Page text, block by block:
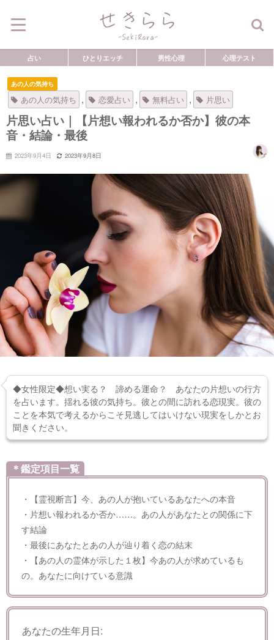
占い ひとりエッチ 男性心理 心理テスト
あの人の気持ち
あの人の気持ち , 恋愛占い , 無料占い , 片思い
片思い占い｜【片想い報われるか否か】彼の本
音・結論・最後
2023年9月4日 2023年9月8日
◆女性限定◆想い実る？ 諦める運命？ あなたの片想いの行方
を占います。揺れる彼の気持ち。彼との間に訪れる恋現実。彼の
ことを本気で考えるからこそ見逃してはいけない現実をしかとお
聞きください。
＊鑑定項目一覧
・【霊視断言】今、あの人が抱いているあなたへの本音
・片想い報われるか否か……。あの人があなたとの関係に下
す結論
・最後にあなたとあの人が辿り着く恋の結末
・【あの人の霊体が示した１枚】今あの人が求めているも
の。あなたに向けている意識
あなたの生年月日: